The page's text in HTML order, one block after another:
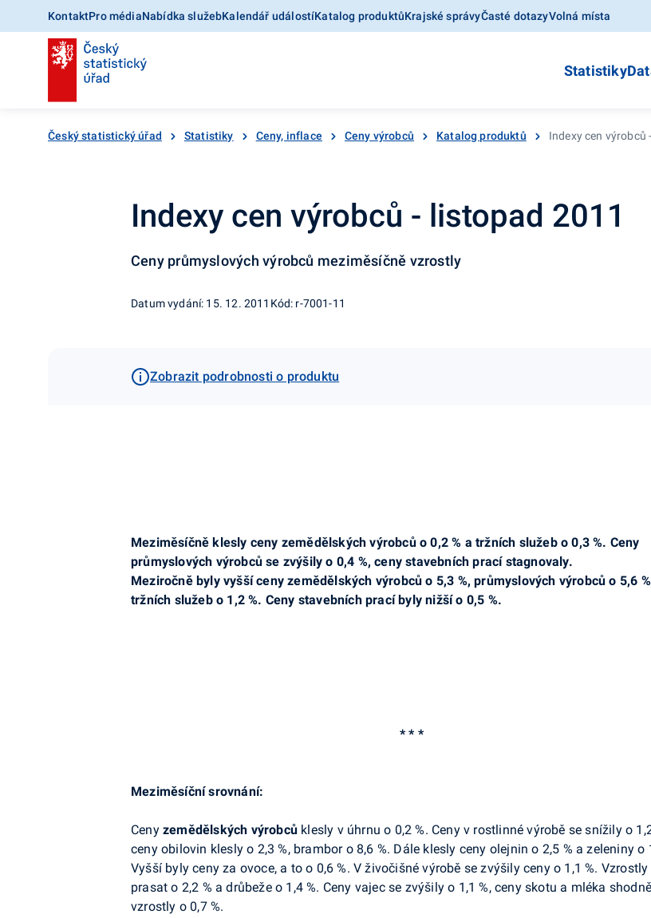
KontaktPro médiaNabídka služebKalendář událostíKatalog produktůKrajské správyČasté dotazyVolná místa
Statistiky
Český statistický úřad Statistiky Ceny, inflace Ceny výrobců Katalog produktů Indexy cen výrobců
Indexy cen výrobců - listopad 2011
Ceny průmyslových výrobců meziměsíčně vzrostly
Datum vydání: 15. 12. 2011 Kód: r-7001-11
Zobrazit podrobnosti o produktu
Meziměsíčně klesly ceny zemědělských výrobců o 0,2 % a tržních služeb o 0,3 %. Ceny
průmyslových výrobců se zvýšily o 0,4 %, ceny stavebních prací stagnovaly.
Meziročně byly vyšší ceny zemědělských výrobců o 5,3 %, průmyslových výrobců o 5,6
tržních služeb o 1,2 %. Ceny stavebních prací byly nižší o 0,5 %.
* * *
Meziměsíční srovnání:
Ceny zemědělských výrobců klesly v úhrnu o 0,2 %. Ceny v rostlinné výrobě se snížily o
ceny obilovin klesly o 2,3 %, brambor o 8,6 %. Dále klesly ceny olejnin o 2,5 % a zeleniny o
Vyšší byly ceny za ovoce, a to o 0,6 %. V živočišné výrobě se zvýšily ceny o 1,1 %. Vzrostly
prasat o 2,2 % a drůbeže o 1,4 %. Ceny vajec se zvýšily o 1,1 %, ceny skotu a mléka shodně
vzrostly o 0,7 %.